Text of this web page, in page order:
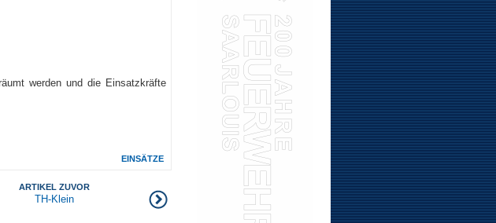
werden und die Einsatzkräfte
EINSÄTZE
ARTIKEL ZUVOR
TH-Klein